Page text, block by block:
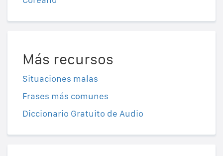
Más recursos
Situaciones malas
Frases más comunes
Diccionario Gratuito de Audio